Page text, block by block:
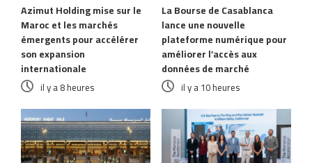
Azimut Holding mise sur le
Maroc et les marchés
émergents pour accélérer
son expansion
internationale
il y a 8 heures
La Bourse de Casablanca
lance une nouvelle
plateforme numérique pour
améliorer l’accès aux
données de marché
il y a 10 heures